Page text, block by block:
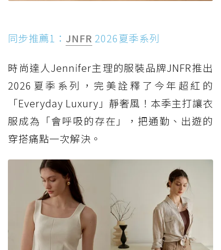
同步推薦1： JNFR 2026夏季系列
時尚達人Jennifer主理的服裝品牌JNFR推出
2026夏季系列，完美詮釋了今年超紅的
「Everyday Luxury」靜奢風！本季主打讓衣
服成為「會呼吸的存在」，把通勤、出遊的
穿搭痛點一次解決。